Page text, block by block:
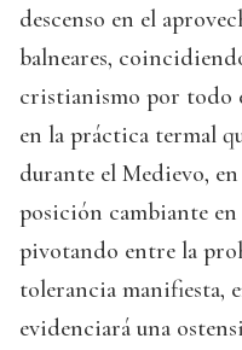
descenso en el
balneares,
cristianismo por todo
en la práctica termal
durante el Medievo,
posición cambiante en
pivotando entre la
tolerancia manifiesta,
evidenciará una